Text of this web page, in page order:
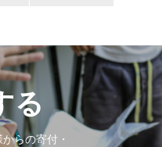
る
らの寄付・